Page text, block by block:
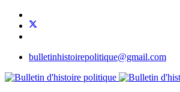
bulletinhistoirepolitique@gmail.com